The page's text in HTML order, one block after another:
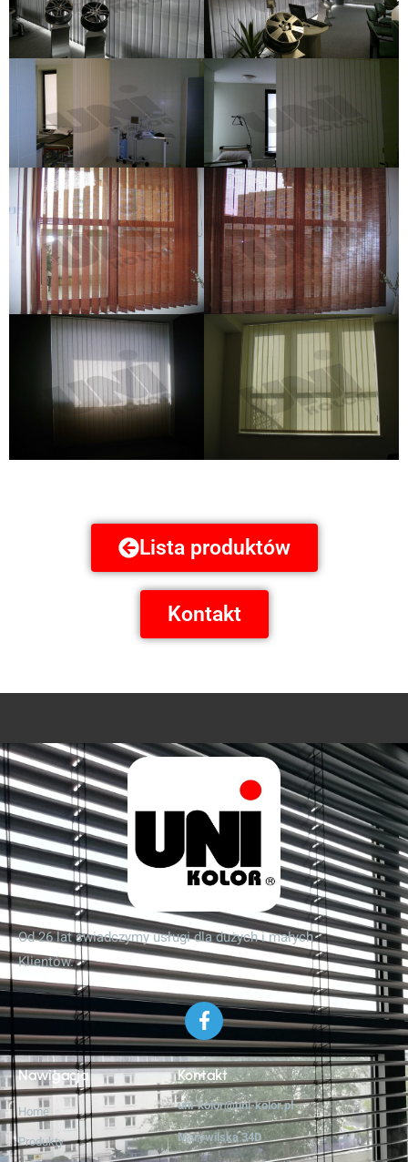
Lista produktów
Kontakt
Od 26 lat świadczymy usługi dla dużych i małych
Klientów.
Nawigacja
Home
Produkty
Kontakt
uni-kolor@uni-kolor.pl
Marywilska 34D